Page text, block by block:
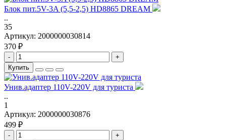
Блок пит.5V-3A (5,5-2,5) HD8865 DREAM
..
35
Артикул: 2000000030814
370 ₽
-
+
Купить
Унив.адаптер 110V-220V для туриста
..
1
Артикул: 2000000030876
499 ₽
-
+